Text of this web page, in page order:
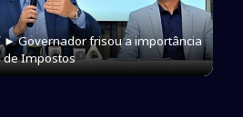
► Governador frisou a importância
de Impostos